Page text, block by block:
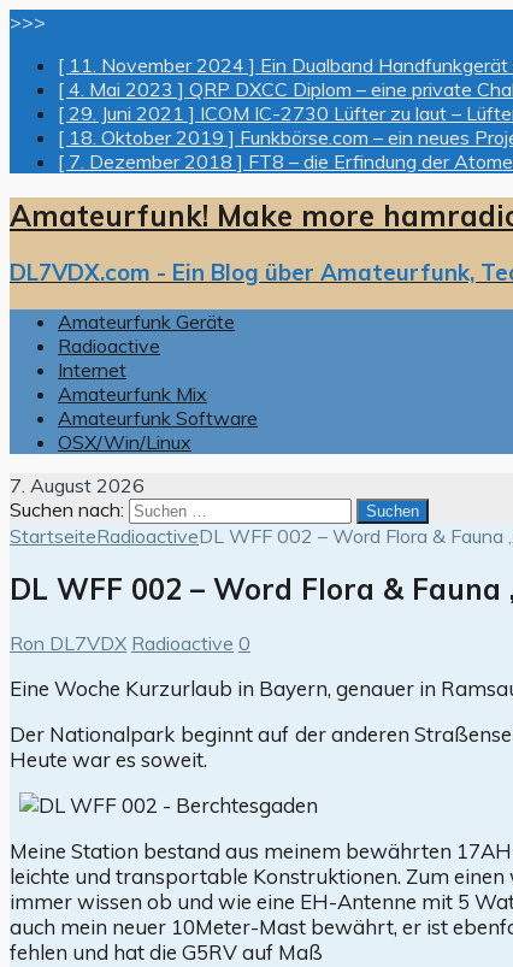
>>>
[ 11. November 2024 ] Ein Dualband
[ 4. Mai 2023 ] QRP DXCC Diplom – eine private
[ 29. Juni 2021 ] ICOM IC-2730 Lüfter zu laut –
[ 18. Oktober 2019 ] Funkbörse.com – ein neues
[ 7. Dezember 2018 ] FT8 – die Erfindung der
Amateurfunk! Make more
DL7VDX.com - Ein Blog über Amateurfunk,
Amateurfunk Geräte
Radioactive
Internet
Amateurfunk Mix
Amateurfunk Software
OSX/Win/Linux
7. August 2026
Suchen nach:
StartseiteRadioactiveDL WFF 002 – Word Flora & Fauna
DL WFF 002 – Word Flora &
Ron DL7VDX Radioactive 0
Eine Woche Kurzurlaub in Bayern, genauer in
Der Nationalpark beginnt auf der anderen
Heute war es soweit.
Meine Station bestand aus meinem bewährten
leichte und transportable Konstruktionen. Zum
immer wissen ob und wie eine EH-Antenne mit 5
auch mein neuer 10Meter-Mast bewährt, er ist
fehlen und hat die G5RV auf Maß